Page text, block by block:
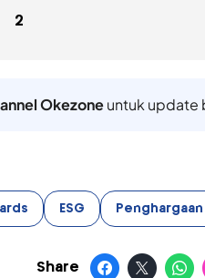
2
Okezoneuntuk update
ESG
Share